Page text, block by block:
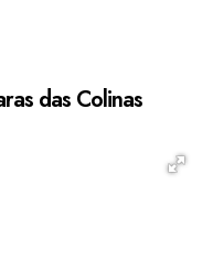
das Colinas